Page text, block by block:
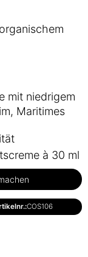
mit niedrigem
Maritimes
à 30 ml
COS106